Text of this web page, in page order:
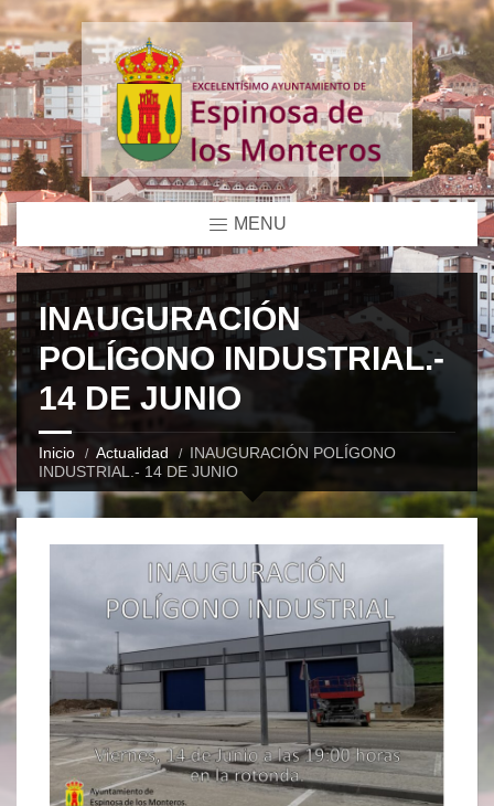
MENU
INAUGURACIÓN
POLÍGONO INDUSTRIAL.-
14 DE JUNIO
Inicio Actualidad
INAUGURACIÓN POLÍGONO
INDUSTRIAL.- 14 DE JUNIO